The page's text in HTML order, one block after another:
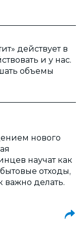
действует в
и у нас.
объемы
нового
научат как
отходы,
важно делать.